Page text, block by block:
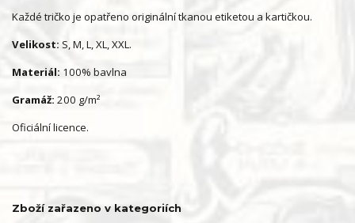
Každé tričko je opatřeno originální tkanou etiketou a kartičkou.
Velikost: S, M, L, XL, XXL.
Materiál: 100% bavlna
Gramáž: 200 g/m²
Oficiální licence.
Zboží zařazeno v kategoriích